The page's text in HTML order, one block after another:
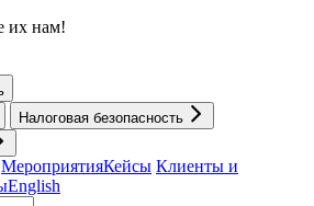
их нам!
Налоговая безопасность
МероприятияКейсы Клиенты и
English